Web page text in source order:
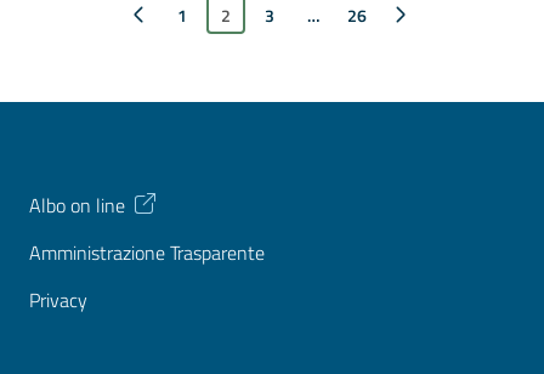
Pagina precedente
1 2 3 … 26
Pagina successiva
Albo on line
Amministrazione Trasparente
Privacy